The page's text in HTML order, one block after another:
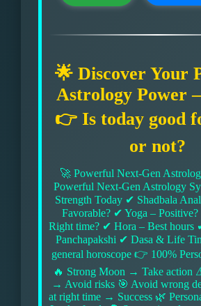
🌟 Discover Your
Astrology Power
👉 Is today good
or not?
🚀 Powerful Next-Gen
Powerful Next-Gen Astrology
Strength Today ✔ Shadbala
Favorable? ✔ Yoga –
Right time? ✔ Hora – Best hours
Panchapakshi ✔ Dasa & Life
general horoscope 👉 100%
🔥 Strong Moon → Take action
→ Avoid risks 🎯 Avoid wrong
at right time → Success 🌿